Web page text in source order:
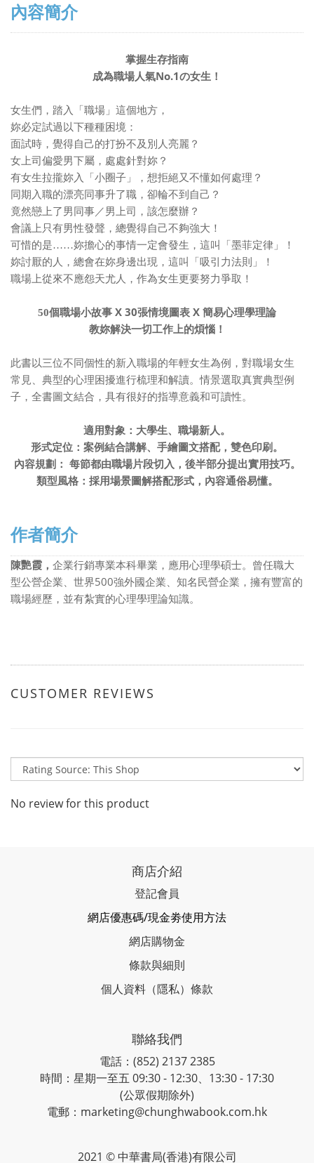
內容簡介
掌握生存指南
成為職場人氣No.1の女生！
女生們，踏入「職場」這個地方，
妳必定試過以下種種困境：
面試時，覺得自己的打扮不及別人亮麗？
女上司偏愛男下屬，處處針對妳？
有女生拉攏妳入「小圈子」，想拒絕又不懂如何處理？
同期入職的漂亮同事升了職，卻輪不到自己？
竟然戀上了男同事／男上司，該怎麼辦？
會議上只有男性發聲，總覺得自己不夠強大！
可惜的是……妳擔心的事情一定會發生，這叫「墨菲定律」！
妳討厭的人，總會在妳身邊出現，這叫「吸引力法則」！
職場上從來不應怨天尤人，作為女生更要努力爭取！
50個職場小故事 X 30張情境圖表 X 簡易心理學理論
教妳解決一切工作上的煩惱！
此書以三位不同個性的新入職場的年輕女生為例，對職場女生
常見、典型的心理困擾進行梳理和解讀。情景選取真實典型例
子，全書圖文結合，具有很好的指導意義和可讀性。
適用對象：大學生、職場新人。
形式定位：案例結合講解、手繪圖文搭配，雙色印刷。
內容規劃： 每節都由職場片段切入，後半部分提出實用技巧。
類型風格：採用場景圖解搭配形式，內容通俗易懂。
作者簡介
陳艷霞， 企業行銷專業本科畢業，應用心理學碩士。曾任職大
型公營企業、世界500強外國企業、知名民營企業，擁有豐富的
職場經歷，並有紮實的心理學理論知識。
CUSTOMER REVIEWS
No review for this product
商店介紹
登記會員
網店優惠碼/現金劵使用方法
網店購物金
條款與細則
個人資料（隱私）條款
聯絡我們
電話：(852) 2137 2385
時間：星期一至五 09:30 - 12:30、13:30 - 17:30
(公眾假期除外)
電郵：marketing@chunghwabook.com.hk
2021 © 中華書局(香港)有限公司